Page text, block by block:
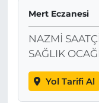
Mert Eczanesi
NAZMİ
SAĞLIK
Yol Tarifi Al